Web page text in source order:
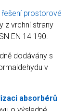
řešení prostorové
z vrchní strany
EN 14 190.
dodávány s
v
absorbérů